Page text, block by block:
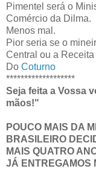
Pimentel será o
Comércio da Dilma.
Menos mal.
Pior seria se o
Central ou a
Do Coturno
*******************
Seja feita a Vossa
mãos!"
POUCO MAIS DA
BRASILEIRO
MAIS QUATRO
JÁ ENTREGAMOS